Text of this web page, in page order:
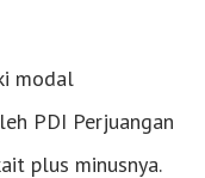
modal
PDI Perjuangan
plus minusnya.